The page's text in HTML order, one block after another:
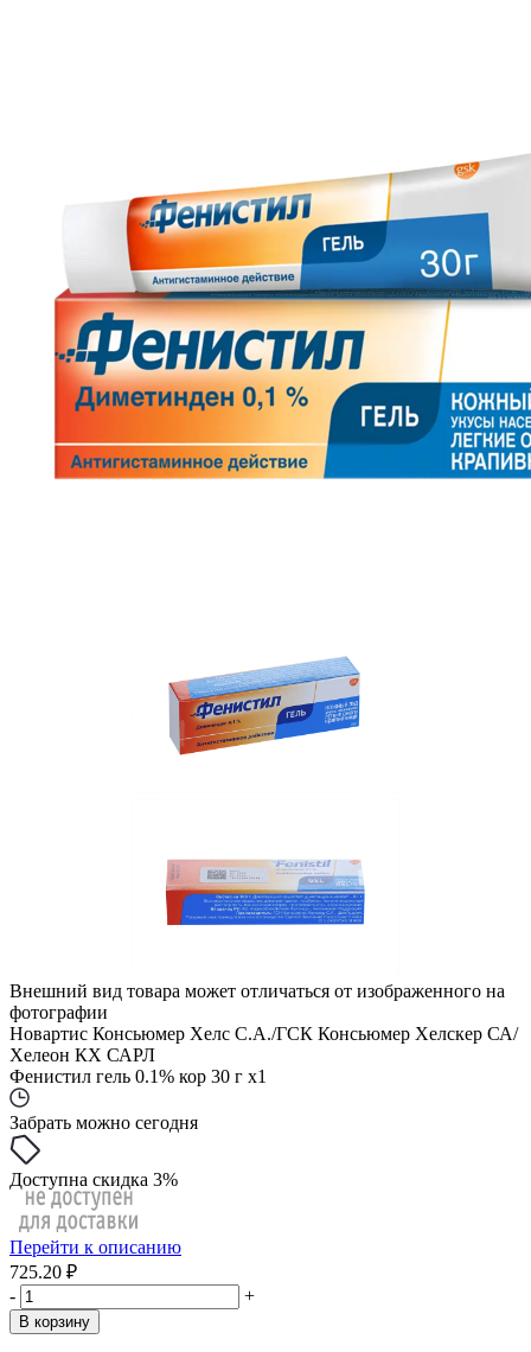
Внешний вид товара может отличаться от изображенного на
фотографии
Новартис Консьюмер Хелс С.А./ГСК Консьюмер Хелскер СА/
Хелеон КХ САРЛ
Фенистил гель 0.1% кор 30 г x1
Забрать можно сегодня
Доступна скидка 3%
Перейти к описанию
725.20 ₽
-
+
В корзину